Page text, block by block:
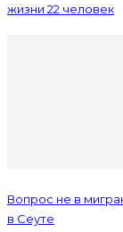
жизни 22 человек
Вопрос не в
в Сеуте